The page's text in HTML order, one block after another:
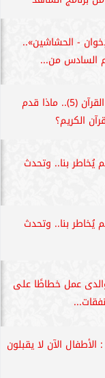
- الحشاشين»..
السادس من...
محمد الباز يكتب: أبواب القرآن (5).. ماذا قدم
الكريم؟
يُخاطر بنا.. وتحدث
يُخاطر بنا.. وتحدث
عمل خطاطًا على
الآن لا يقبلون